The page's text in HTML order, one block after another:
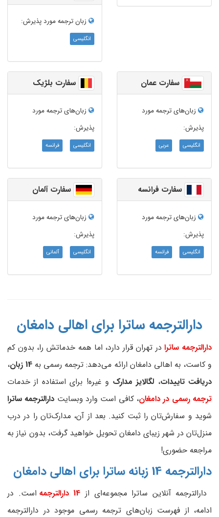
زبان ترجمه‌ مورد پذیرش:
انگلیسی
سفارت عمان
زبان‌های ترجمه مورد
پذیرش:
انگلیسی عربی
سفارت بلژیک
زبان‌های ترجمه مورد
پذیرش:
انگلیسی فرانسه
سفارت فرانسه
زبان‌های ترجمه مورد
پذیرش:
انگلیسی فرانسه
سفارت آلمان
زبان‌های ترجمه مورد
پذیرش:
انگلیسی آلمانی
دارالترجمه ساترا برای اهالی دامغان
دارالترجمه ساترادر تهران قرار دارد، اما همه خدماتش را، بدون کم
و کاست، به اهالی دامغان ارائه می‌دهد: ترجمه رسمی به 14 زبان
،
دریافت تاییدات، لگالایز مدارک و غیره! برای استفاده از خدمات
ترجمه رسمی در دامغان، کافی است وارد وبسایت دارالترجمه ساترا
شوید و سفارش‌تان را ثبت کنید. بعد از آن، مدارک‌تان را در درب
منزل‌تان در شهر زیبای دامغان تحویل خواهید گرفت، بدون نیاز به
مراجعه حضوری!
دارالترجمه 14 زبانه ساترا برای اهالی دامغان
دارالترجمه آنلاین ساترا مجموعه‌ای از 14 دارالترجمه
است. در
ادامه، از فهرست زبان‌های ترجمه رسمی موجود در دارالترجمه